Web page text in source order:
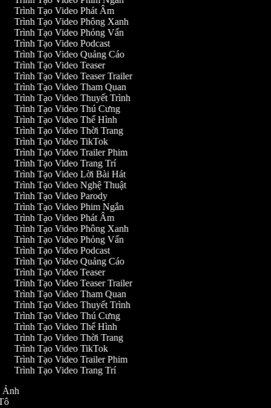
Trình Tạo Video Phát Âm
Trình Tạo Video Phông Xanh
Trình Tạo Video Phỏng Vấn
Trình Tạo Video Podcast
Trình Tạo Video Quảng Cáo
Trình Tạo Video Teaser
Trình Tạo Video Teaser Trailer
Trình Tạo Video Tham Quan
Trình Tạo Video Thuyết Trình
Trình Tạo Video Thú Cưng
Trình Tạo Video Thể Hình
Trình Tạo Video Thời Trang
Trình Tạo Video TikTok
Trình Tạo Video Trailer Phim
Trình Tạo Video Trang Trí
Trình Tạo Video Lời Bài Hát
Trình Tạo Video Nghệ Thuật
Trình Tạo Video Parody
Trình Tạo Video Phim Ngắn
Trình Tạo Video Phát Âm
Trình Tạo Video Phông Xanh
Trình Tạo Video Phỏng Vấn
Trình Tạo Video Podcast
Trình Tạo Video Quảng Cáo
Trình Tạo Video Teaser
Trình Tạo Video Teaser Trailer
Trình Tạo Video Tham Quan
Trình Tạo Video Thuyết Trình
Trình Tạo Video Thú Cưng
Trình Tạo Video Thể Hình
Trình Tạo Video Thời Trang
Trình Tạo Video TikTok
Trình Tạo Video Trailer Phim
Trình Tạo Video Trang Trí
Ảnh